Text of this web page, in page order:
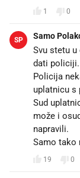
1 0
SP Samo
Svu stetu
dati policiji.
Policija
uplatnicu s
Sud
može i
napravili.
Samo tako
19 0